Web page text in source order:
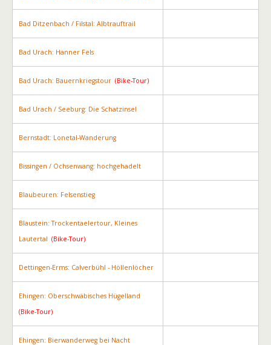
Bad Ditzenbach / Filstal: Albtrauftrail
Bad Urach: Hanner Fels
Bad Urach: Bauernkriegstour (Bike-Tour)
Bad Urach / Seeburg: Die Schatzinsel
Bernstadt: Lonetal-Wanderung
Bissingen / Ochsenwang: hochgehadelt
Blaubeuren: Felsenstieg
Blaustein: Trockentaelertour, Kleines
Lautertal (Bike-Tour)
Dettingen-Erms: Calverbühl - Höllenlöcher
Ehingen: Oberschwäbisches Hügelland
(Bike-Tour)
Ehingen: Bierwanderweg bei Nacht